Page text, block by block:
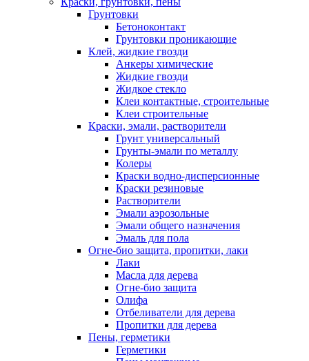
Грунтовки
Бетоноконтакт
Грунтовки проникающие
Клей, жидкие гвозди
Анкеры химические
Жидкие гвозди
Жидкое стекло
Клеи контактные, строительные
Клеи строительные
Краски, эмали, растворители
Грунт универсальный
Грунты-эмали по металлу
Колеры
Краски водно-дисперсионные
Краски резиновые
Растворители
Эмали аэрозольные
Эмали общего назначения
Эмаль для пола
Огне-био защита, пропитки, лаки
Лаки
Масла для дерева
Огне-био защита
Олифа
Отбеливатели для дерева
Пропитки для дерева
Пены, герметики
Герметики